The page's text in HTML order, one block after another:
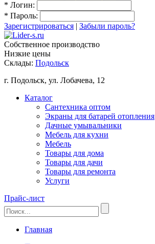
* Логин:
* Пароль:
Зарегистрироваться | Забыли пароль?
Собственное производство
Низкие цены
Склады: Подольск
г. Подольск, ул. Лобачева, 12
Каталог
Сантехника оптом
Экраны для батарей отопления
Дачные умывальники
Мебель для кухни
Мебель
Товары для дома
Товары для дачи
Товары для ремонта
Услуги
Прайс-лист
Главная